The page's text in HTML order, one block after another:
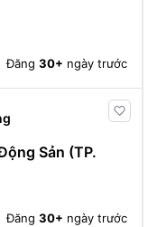
Đăng 30+ ngày trước
Sản (TP.
Đăng 30+ ngày trước